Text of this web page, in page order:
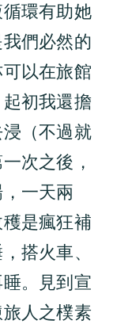
環有助她
們必然的
以在旅館
初我還擔
（不過就
次之後，
一天兩
是瘋狂補
搭火車、
。見到宣
人之樸素